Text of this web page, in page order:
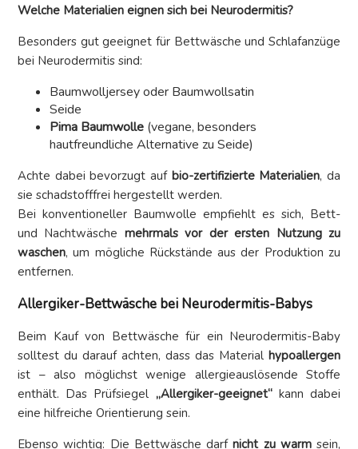
Welche Materialien eignen sich bei Neurodermitis?
Besonders gut geeignet für Bettwäsche und Schlafanzüge
bei Neurodermitis sind:
Baumwolljersey oder Baumwollsatin
Seide
Pima Baumwolle (vegane, besonders
hautfreundliche Alternative zu Seide)
Achte dabei bevorzugt auf bio-zertifizierte Materialien, da
sie schadstofffrei hergestellt werden.
Bei konventioneller Baumwolle empfiehlt es sich, Bett-
und Nachtwäsche mehrmals vor der ersten Nutzung zu
waschen, um mögliche Rückstände aus der Produktion zu
entfernen.
Allergiker-Bettwäsche bei Neurodermitis-Babys
Beim Kauf von Bettwäsche für ein Neurodermitis-Baby
solltest du darauf achten, dass das Material hypoallergen
ist – also möglichst wenige allergieauslösende Stoffe
enthält. Das Prüfsiegel „Allergiker-geeignet“kann dabei
eine hilfreiche Orientierung sein.
Ebenso wichtig: Die Bettwäsche darfnicht zu warmsein,